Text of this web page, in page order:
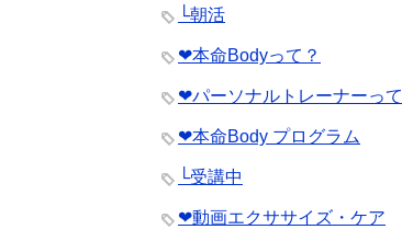
└朝活
❤︎本命Bodyって？
❤︎パーソナルトレーナーって
❤︎本命Body プログラム
└受講中
❤︎動画エクササイズ・ケア